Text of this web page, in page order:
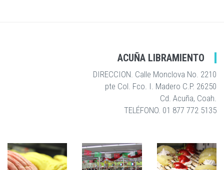
ACUÑA LIBRAMIENTO
DIRECCION. Calle Monclova No. 2210
pte Col. Fco. I. Madero C.P. 26250
Cd. Acuña, Coah.
TELÉFONO. 01 877 772 5135